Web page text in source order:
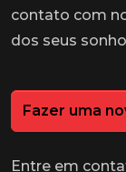
contato com
dos seus
Fazer uma
Entre em